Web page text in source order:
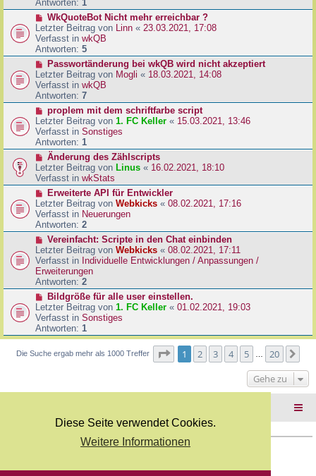
Diese Seite verwendet Cookies.
Weitere Informationen
t
a
g
r
B
e
i
t
a
g
Antworten: 1
N
e
u
e
r
B
e
i
t
a
g
WkQuoteBot Nicht mehr erreichbar ?
Letzter Beitrag von Linn « 23.03.2021, 17:08
Verfasst in wkQB
Antworten: 5
N
e
u
e
r
B
e
i
t
a
g
Passwortänderung bei wkQB wird nicht akzeptiert
Letzter Beitrag von Mogli « 18.03.2021, 14:08
Verfasst in wkQB
Antworten: 7
N
e
u
e
r
B
e
i
r
a
g
proplem mit dem schriftfarbe script
Letzter Beitrag von 1. FC Keller « 15.03.2021, 13:46
Verfasst in Sonstiges
Antworten: 1
N
e
u
e
r
B
e
i
r
a
g
Änderung des Zählscripts
Letzter Beitrag von Linus « 16.02.2021, 18:10
Verfasst in wkStats
N
e
u
e
r
B
e
i
t
r
a
g
Erweiterte API für Entwickler
Letzter Beitrag von Webkicks « 08.02.2021, 17:16
Verfasst in Neuerungen
Antworten: 2
N
e
u
e
r
B
e
i
t
r
g
Vereinfacht: Scripte in den Chat einbinden
Letzter Beitrag von Webkicks « 08.02.2021, 17:11
Verfasst in Individuelle Entwicklungen / Anpassungen /
Erweiterungen
Antworten: 2
N
e
u
e
r
B
e
r
Bildgröße für alle user einstellen.
Letzter Beitrag von 1. FC Keller « 01.02.2021, 19:03
Verfasst in Sonstiges
Antworten: 1
Die Suche ergab mehr als 1000 Treffer Seite von
1 2 3 4 5 20
Gehe zu
Deutsche Übersetzung durchphpBB.de